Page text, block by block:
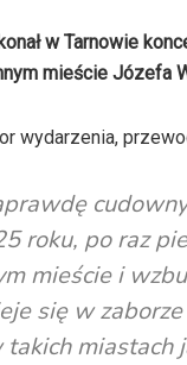
w Tarnowie
mieście Józefa
wydarzenia,
roku, po raz
mieście i
się w
miastach